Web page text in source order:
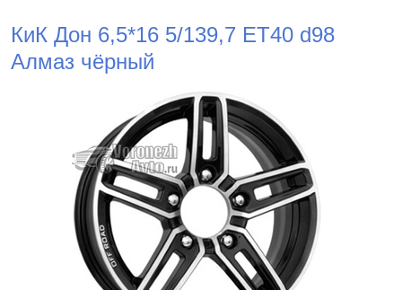
КиК Дон 6,5*16 5/139,7 ET40 d98
Алмаз чёрный